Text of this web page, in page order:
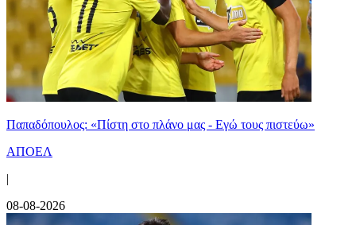
Παπαδόπουλος: «Πίστη στο πλάνο μας - Εγώ τους πιστεύω»
ΑΠΟΕΛ
|
08-08-2026